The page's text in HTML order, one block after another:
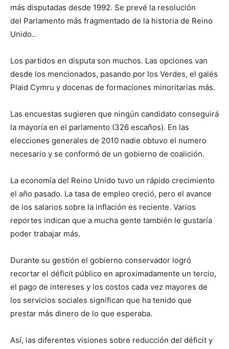
más disputadas desde 1992. Se prevé la resolución
del Parlamento más fragmentado de la historia de Reino
Unido..
Los partidos en disputa son muchos. Las opciones van
desde los mencionados, pasando por los Verdes, el galés
Plaid Cymru y docenas de formaciones minoritarias más.
Las encuestas sugieren que ningún candidato conseguirá
la mayoría en el parlamento (326 escaños). En las
elecciones generales de 2010 nadie obtuvo el numero
necesario y se conformó de un gobierno de coalición.
La economía del Reino Unido tuvo un rápido crecimiento
el año pasado. La tasa de empleo creció, pero el avance
de los salarios sobre la inflación es reciente. Varios
reportes indican que a mucha gente también le gustaría
poder trabajar más.
Durante su gestión el gobierno conservador logró
recortar el déficit público en aproximadamente un tercio,
el pago de intereses y los costos cada vez mayores de
los servicios sociales significan que ha tenido que
prestar más dinero de lo que esperaba.
Así, las diferentes visiones sobre reducción del déficit y